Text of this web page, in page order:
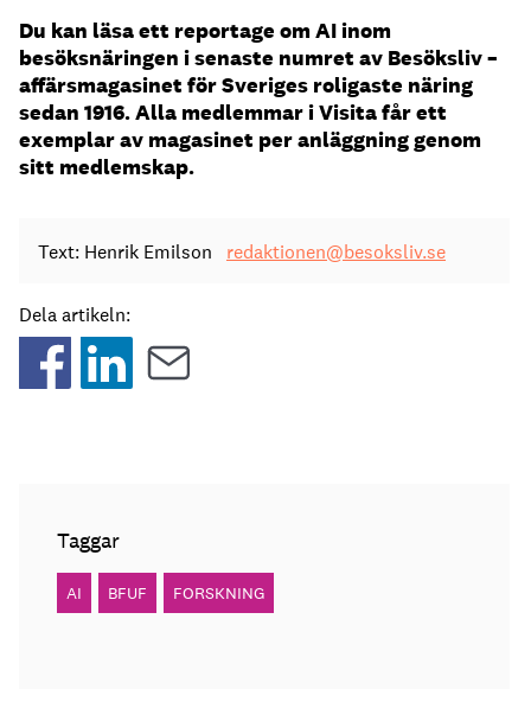
Du kan läsa ett reportage om AI inom
besöksnäringen i senaste numret av Besöksliv –
affärsmagasinet för Sveriges roligaste näring
sedan 1916. Alla medlemmar i Visita får ett
exemplar av magasinet per anläggning genom
sitt medlemskap.
Text: Henrik Emilson redaktionen@besoksliv.se
Dela artikeln:
Taggar
AI BFUF FORSKNING